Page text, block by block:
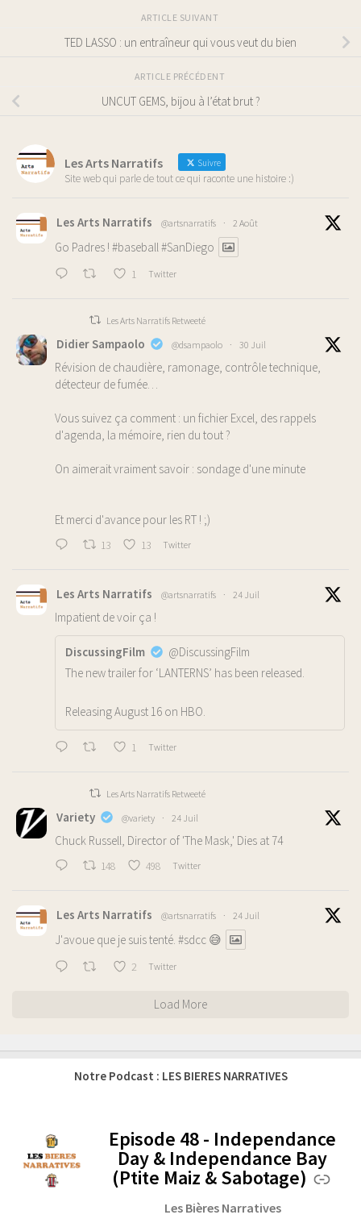
ARTICLE SUIVANT
TED LASSO : un entraîneur qui vous veut du bien
ARTICLE PRÉCÉDENT
UNCUT GEMS, bijou à l’état brut ?
Les Arts Narratifs Suivre
Site web qui parle de tout ce qui raconte une histoire :)
Les Arts Narratifs @artsnarratifs · 2 Août
Go Padres ! #baseball#SanDiego
1 Twitter
Les Arts Narratifs Retweeté
Didier Sampaolo @dsampaolo · 30 Juil
Révision de chaudière, ramonage, contrôle technique,
détecteur de fumée…
Vous suivez ça comment : un fichier Excel, des rappels
d'agenda, la mémoire, rien du tout ?
On aimerait vraiment savoir : sondage d'une minute
Et merci d'avance pour les RT ! ;)
13 13 Twitter
Les Arts Narratifs @artsnarratifs · 24 Juil
Impatient de voir ça !
DiscussingFilm
@DiscussingFilm
The new trailer for ‘LANTERNS’ has been released.
Releasing August 16 on HBO.
1 Twitter
Les Arts Narratifs Retweeté
Variety @variety · 24 Juil
Chuck Russell, Director of 'The Mask,' Dies at 74
148 498 Twitter
Les Arts Narratifs @artsnarratifs · 24 Juil
J'avoue que je suis tenté. #sdcc 😅
2 Twitter
Load More
Notre Podcast : LES BIERES NARRATIVES
Episode 48 - Independance
Day & Independance Bay
(Ptite Maiz & Sabotage)
Les Bières Narratives